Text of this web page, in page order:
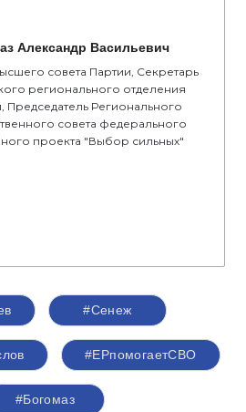
Александр Васильевич
совета Партии, Секретарь
регионального отделения
Председатель Регионального
совета федерального
проекта "Выбор сильных"
#Сенеж
#ЕРпомогаетСВО
#Богомаз